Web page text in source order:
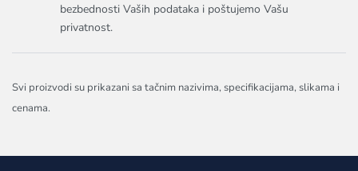
bezbednosti Vaših podataka i poštujemo Vašu
privatnost.
Svi proizvodi su prikazani sa tačnim nazivima, specifikacijama, slikama i
cenama.